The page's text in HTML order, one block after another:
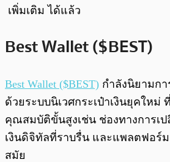
เพิ่มเติม ได้แล้ว
Best Wallet ($BEST)
Best Wallet ($BEST) กำลังนิยามกา
ด้วยระบบนิเวศกระเป๋าเงินยุคใหม่
คุณสมบัติขั้นสูงเช่น ช่องทางการเป
เงินดิจิทัลที่ราบรื่น และแพลตฟอร์
สมัย